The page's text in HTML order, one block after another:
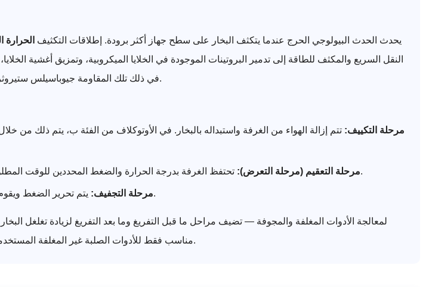
يحدث الحدث البيولوجي الحرج عندما يتكثف البخار على سطح جهاز أكثر برودة. إطلاقات التكثيف الحرارة
النقل السريع والمكثف للطاقة إلى تدمير البروتينات الموجودة في الخلايا الميكروبية، وتمزيق أغشية
في ذلك تلك المقاومة جيوباسيلس الجراثيم المستخدمة كمعيار للمؤشر البيولوجي للتحقق من صحة التعقيم بالبخار.
مرحلة التكييف: تتم إزالة الهواء من الغرفة واستبداله بالبخار. في الأوتوكلاف من الفئة ب، يتم ذلك من
مرحلة التعقيم (مرحلة التعرض):تحتفظ الغرفة بدرجة الحرارة والضغط المحددين للوقت المطلوب. الدورتان القياسيتان هما 134 درجة مئوية / 3 دقائق و121 درجة مئوية / 15-30 دقيقة.
مرحلة التجفيف:يتم تحرير الضغط ويقوم الهواء الساخن بإزالة الرطوبة من الأدوات والتغليف، مما يمنع إعادة التلوث أثناء التخزين.
التجفيف إلى أقصى حد. الأوتوكلاف من الفئة N (الأبسط، بدون فراغ) مناسب فقط للأدوات الصلبة غير المغلفة المستخدمة مباشرة بعد التعقيم.